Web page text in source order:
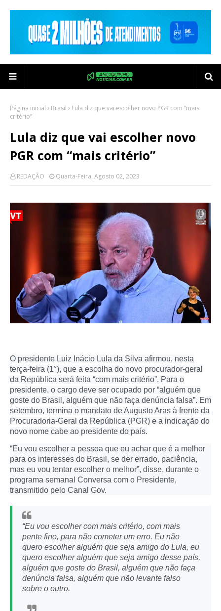
Página inicial Brasil
Lula diz que vai escolher novo PGR com “mais
critério”
Lula diz que vai escolher novo
PGR com “mais critério”
REDAÇÃO Quarta-Feira, Agosto 02, 2023
O presidente Luiz Inácio Lula da Silva afirmou, nesta
terça-feira (1°), que a escolha do novo procurador-geral
da República será feita “com mais critério”. Para o
presidente, o cargo deve ser ocupado por “alguém que
goste do Brasil, alguém que não faça denúncia falsa”. Em
setembro, termina o mandato de Augusto Aras à frente da
Procuradoria-Geral da República (PGR) e a indicação do
novo nome cabe ao presidente do país.
“Eu vou escolher a pessoa que eu achar que é a melhor
para os interesses do Brasil, se der errado, paciência,
mas eu vou tentar escolher o melhor”, disse, durante o
programa semanal Conversa com o Presidente,
transmitido pelo Canal Gov.
“Eu vou escolher com mais critério, com mais
pente fino, para não cometer um erro. Eu não
quero escolher alguém que seja amigo do Lula, eu
quero escolher alguém que seja amigo desse país,
alguém que goste do Brasil, alguém que não faça
denúncia falsa, alguém que não levante falso
sobre o outro.